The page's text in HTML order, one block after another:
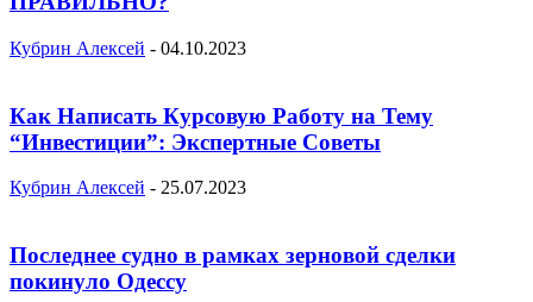
Кубрин Алексей - 04.10.2023
Как Написать Курсовую Работу на Тему
“Инвестиции”: Экспертные Советы
Кубрин Алексей - 25.07.2023
Последнее судно в рамках зерновой сделки
покинуло Одессу